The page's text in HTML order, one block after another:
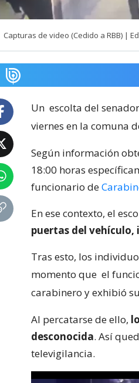
Capturas de video (Cedido a RBB) |
Un escolta del
viernes en la comuna
Según información
18:00 horas
funcionario de
En ese contexto, el
puertas del
Tras esto, los
momento que el
carabinero y exhibió
Al percatarse de ello,
desconocida. Así
televigilancia.